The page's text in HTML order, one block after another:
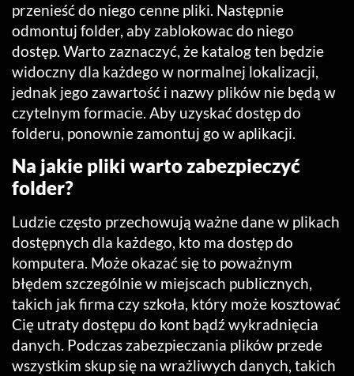
przenieść do niego cenne pliki. Następnie
odmontuj folder, aby zablokowac do niego
dostęp. Warto zaznaczyć, że katalog ten będzie
widoczny dla każdego w normalnej lokalizacji,
jednak jego zawartość i nazwy plików nie będą w
czytelnym formacie. Aby uzyskać dostęp do
folderu, ponownie zamontuj go w aplikacji.
Na jakie pliki warto zabezpieczyć
folder?
Ludzie często przechowują ważne dane w plikach
dostępnych dla każdego, kto ma dostęp do
komputera. Może okazać się to poważnym
błędem szczególnie w miejscach publicznych,
takich jak firma czy szkoła, który może kosztować
Cię utraty dostępu do kont bądź wykradnięcia
danych. Podczas zabezpieczania plików przede
wszystkim skup się na wrażliwych danych, takich